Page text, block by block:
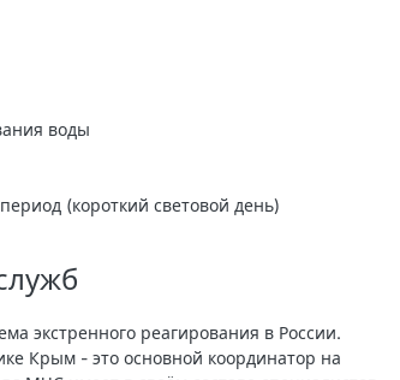
воды
(короткий световой день)
экстренного реагирования в России.
Крым - это основной координатор на